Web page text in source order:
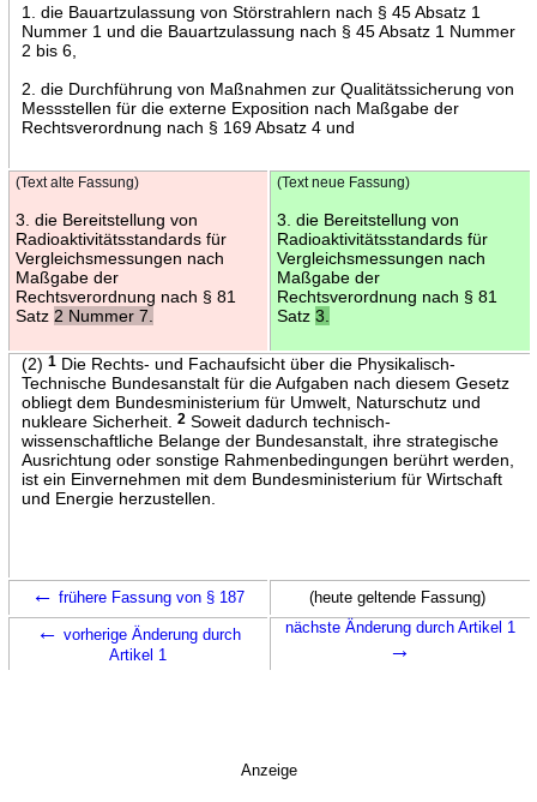
1. die Bauartzulassung von Störstrahlern nach § 45 Absatz 1
Nummer 1 und die Bauartzulassung nach § 45 Absatz 1 Nummer
2 bis 6,
2. die Durchführung von Maßnahmen zur Qualitätssicherung von
Messstellen für die externe Exposition nach Maßgabe der
Rechtsverordnung nach § 169 Absatz 4 und
(Text alte Fassung)
3. die Bereitstellung von
Radioaktivitätsstandards für
Vergleichsmessungen nach
Maßgabe der
Rechtsverordnung nach § 81
Satz 2 Nummer 7.
(Text neue Fassung)
3. die Bereitstellung von
Radioaktivitätsstandards für
Vergleichsmessungen nach
Maßgabe der
Rechtsverordnung nach § 81
Satz 3.
(2) 1Die Rechts- und Fachaufsicht über die Physikalisch-
Technische Bundesanstalt für die Aufgaben nach diesem Gesetz
obliegt dem Bundesministerium für Umwelt, Naturschutz und
nukleare Sicherheit.
2Soweit dadurch technisch-
wissenschaftliche Belange der Bundesanstalt, ihre strategische
Ausrichtung oder sonstige Rahmenbedingungen berührt werden,
ist ein Einvernehmen mit dem Bundesministerium für Wirtschaft
und Energie herzustellen.
← frühere Fassung von § 187 (heute geltende Fassung)
← vorherige Änderung durch
Artikel 1
nächste Änderung durch Artikel 1
→
Anzeige